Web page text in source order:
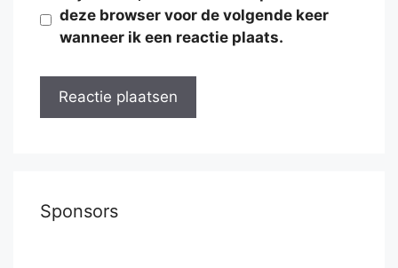
deze browser voor de volgende keer
wanneer ik een reactie plaats.
Sponsors